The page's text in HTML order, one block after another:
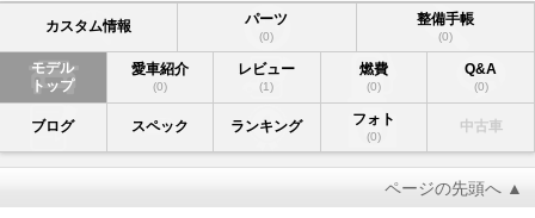
カスタム情報 パーツ
(0)
整備手帳
(0)
モデル
トップ
愛車紹介
(0)
レビュー
(1)
燃費
(0)
Q&A
(0)
ブログ スペック ランキング フォト
(0)
中古車
ページの先頭へ ▲